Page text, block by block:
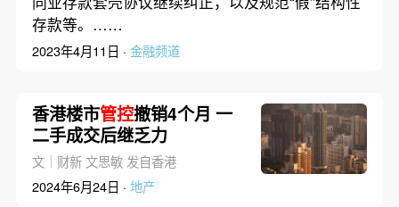
存款等。……
2023年4月11日 · 金融频道
香港楼市管控撤销4个月 一
二手成交后继乏力
文｜财新 文思敏 发自香港
2024年6月24日 · 地产